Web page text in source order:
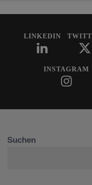
LINKEDIN
INSTAGRAM
Suchen